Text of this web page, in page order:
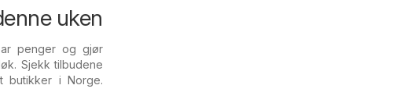
uken
penger og gjør
Sjekk tilbudene
butikker i Norge.